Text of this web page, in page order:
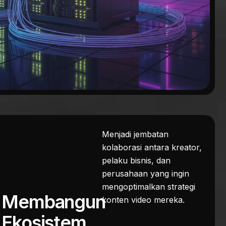
Membangun
Menjadi jembatan
kolaborasi antara kreator,
pelaku bisnis, dan
perusahaan yang ingin
mengoptimalkan strategi
konten video mereka.